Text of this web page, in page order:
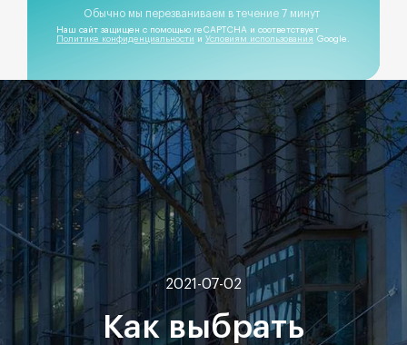
Обычно мы перезваниваем в течение 7 минут
Наш сайт защищен с помощью reCAPTCHA и соответствует
Политике конфиденциальности и Условиям использования Google.
2021-07-02
Как выбрать